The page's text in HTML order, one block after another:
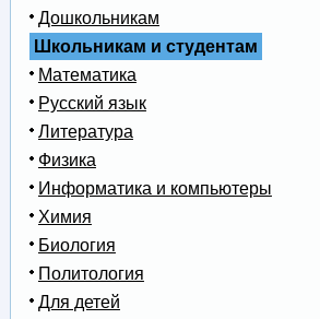
Дошкольникам
Школьникам и студентам
Математика
Русский язык
Литература
Физика
Информатика и компьютеры
Химия
Биология
Политология
Для детей